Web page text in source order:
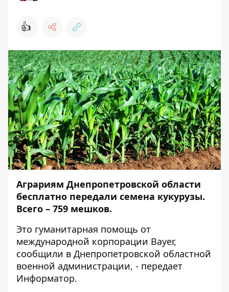
👍
Аграриям Днепропетровской области
бесплатно передали семена кукурузы.
Всего – 759 мешков.
Это гуманитарная помощь от
международной корпорации Bayer,
сообщили в Днепропетровской областной
военной администрации, - передает
Информатор.